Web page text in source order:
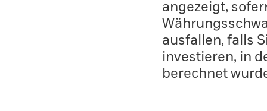
angezeigt,
ausfallen, falls
investieren, in
berechnet